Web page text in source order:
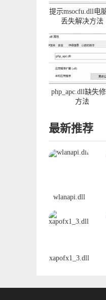
提示msocfu.dll电
丢失解决方法
php_apc.dll缺失
方法
最新推荐
wlanapi.dll
xapofx1_3.dll